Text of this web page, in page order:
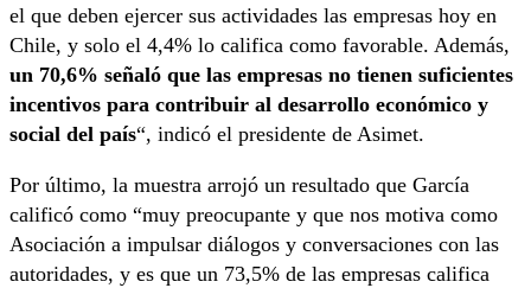
el que deben ejercer sus actividades las empresas hoy en
Chile, y solo el 4,4% lo califica como favorable. Además,
un 70,6% señaló que las empresas no tienen suficientes
incentivos para contribuir al desarrollo económico y
social del país“, indicó el presidente de Asimet.
Por último, la muestra arrojó un resultado que García
calificó como “muy preocupante y que nos motiva como
Asociación a impulsar diálogos y conversaciones con las
autoridades, y es que un 73,5% de las empresas califica